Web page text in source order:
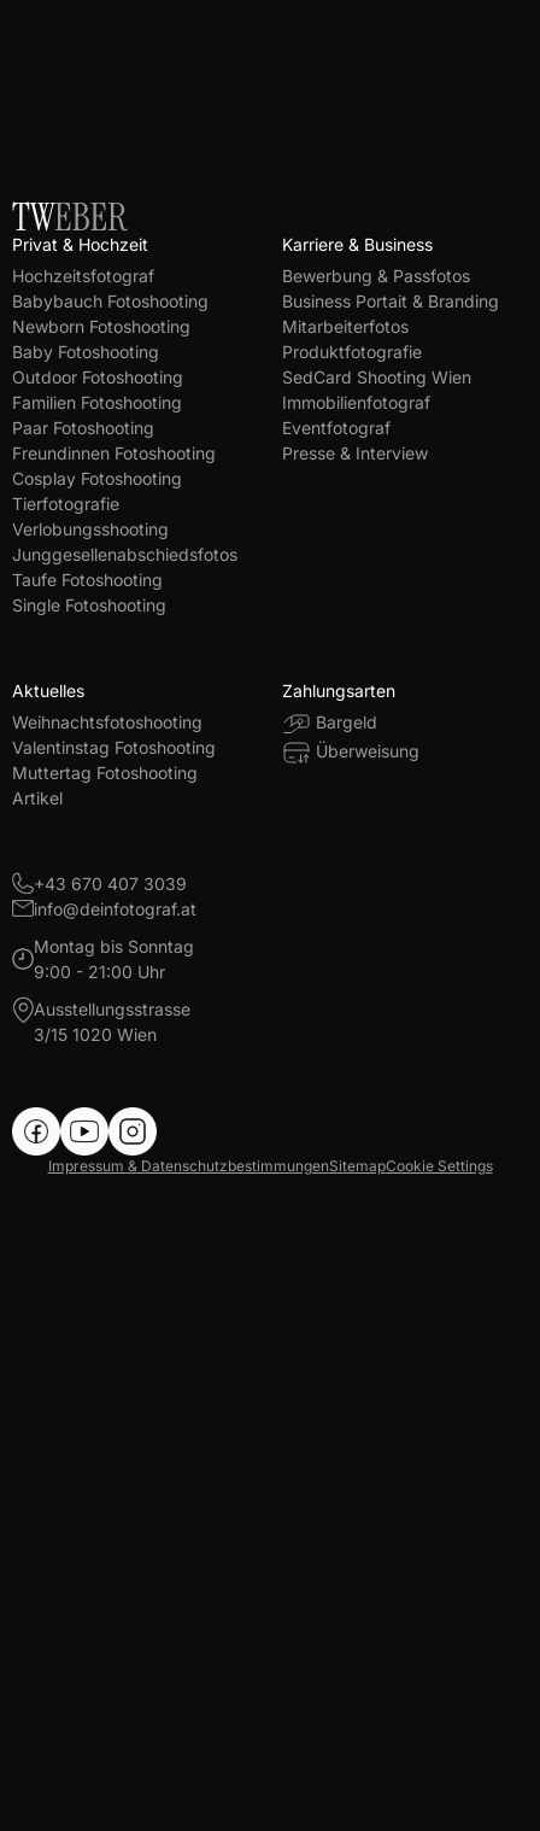
+43 670 407 3039
info@deinfotograf.at
Montag bis Sonntag
9:00 - 21:00 Uhr
Ausstellungsstrasse
3/15 1020 Wien
Zahlungsarten
Bargeld
Überweisung
Karriere & Business
Bewerbung & Passfotos
Business Portait & Branding
Mitarbeiterfotos
Produktfotografie
SedCard Shooting Wien
Immobilienfotograf
Eventfotograf
Presse & Interview
Privat & Hochzeit
Hochzeitsfotograf
Babybauch Fotoshooting
Newborn Fotoshooting
Baby Fotoshooting
Outdoor Fotoshooting
Familien Fotoshooting
Paar Fotoshooting
Freundinnen Fotoshooting
Cosplay Fotoshooting
Tierfotografie
Verlobungsshooting
Junggesellenabschiedsfotos
Taufe Fotoshooting
Single Fotoshooting
Aktuelles
Weihnachtsfotoshooting
Valentinstag Fotoshooting
Muttertag Fotoshooting
Artikel
Impressum & DatenschutzbestimmungenSitemapCookie Settings